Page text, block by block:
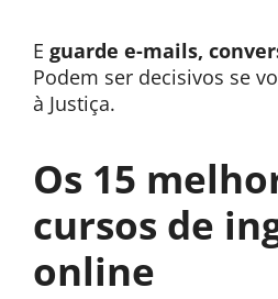
E guarde e-mails,
Podem ser decisivos se
à Justiça.
Os 15
cursos de
online